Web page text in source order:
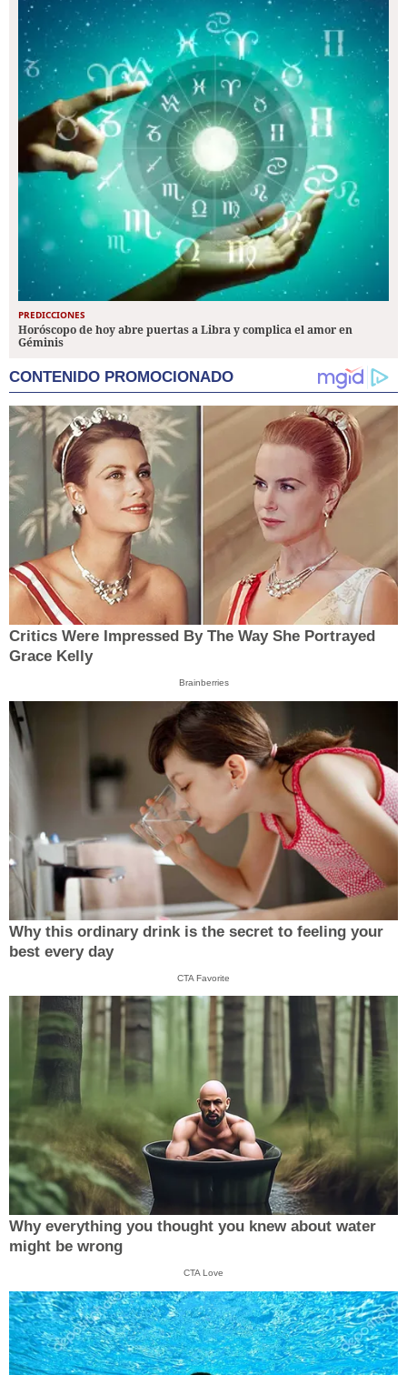
PREDICCIONES
Horóscopo de hoy abre puertas a Libra y complica el amor en
Géminis
CONTENIDO PROMOCIONADO
Critics Were Impressed By The Way She Portrayed
Grace Kelly
Brainberries
Why this ordinary drink is the secret to feeling your
best every day
CTA Favorite
Why everything you thought you knew about water
might be wrong
CTA Love